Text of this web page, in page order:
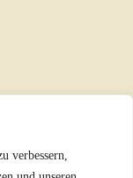
verbessern,